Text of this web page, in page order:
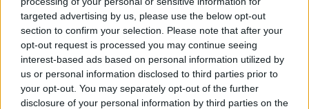
targeted advertising by us, please use the below opt-out
section to confirm your selection. Please note that after your
opt-out request is processed you may continue seeing
interest-based ads based on personal information utilized by
us or personal information disclosed to third parties prior to
your opt-out. You may separately opt-out of the further
disclosure of your personal information by third parties on the
Προσθέστε το ΕΘΝΟΣ στη Google
Συναγερμός σήμανε στοΜετόχι Αχαΐαςτο
πρωί της Κυριακής (17/5) όταν ένας άνδρας
εθεάθη να κυκλοφορεί μεαλυσοπρίονο.